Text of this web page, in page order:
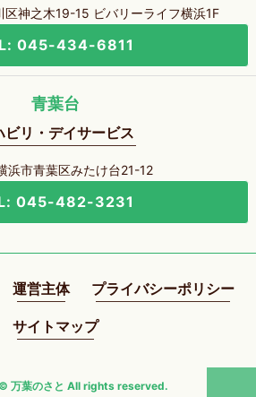
区神之木19-15 ビバリーライフ横浜1F
045-434-6811
青葉台
ビリ・デイサービス
浜市青葉区みたけ台21-12
045-482-3231
運営主体 プライバシーポリシー
サイトマップ
万葉のさと All rights reserved.